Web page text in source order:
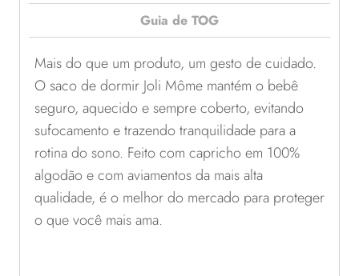
Guia de TOG
Mais do que um produto, um gesto de cuidado.
O saco de dormir Joli Môme mantém o bebê
seguro, aquecido e sempre coberto, evitando
sufocamento e trazendo tranquilidade para a
rotina do sono. Feito com capricho em 100%
algodão e com aviamentos da mais alta
qualidade, é o melhor do mercado para proteger
o que você mais ama.